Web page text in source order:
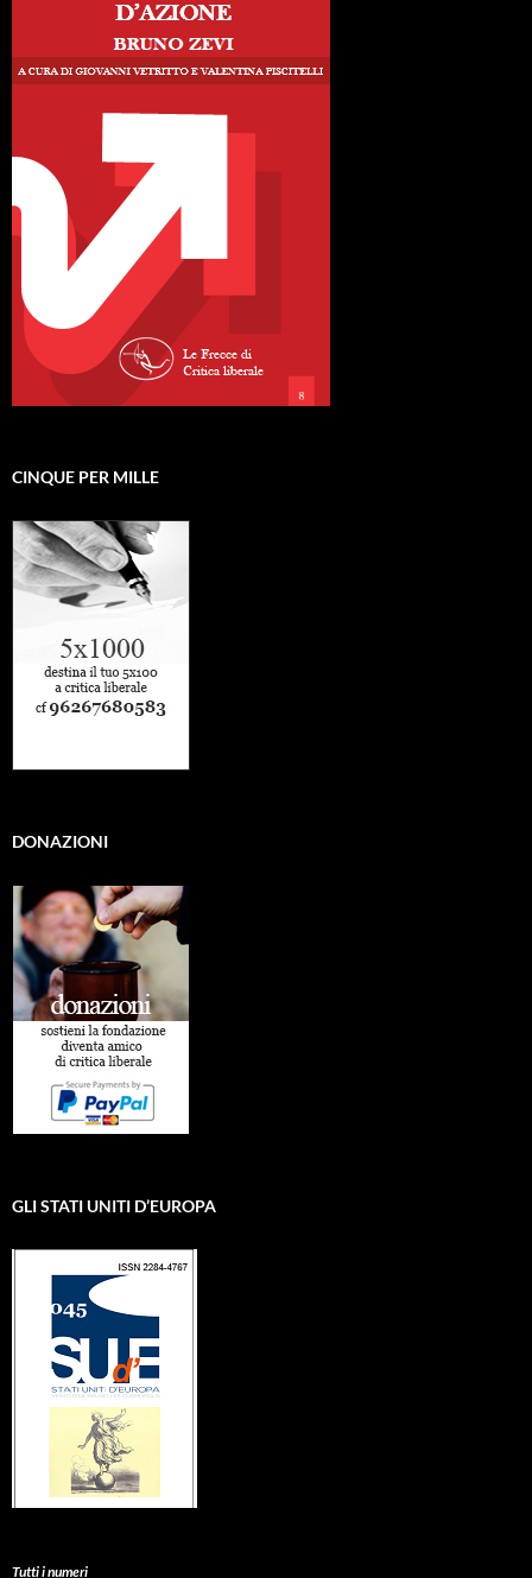
CINQUE PER MILLE
DONAZIONI
GLI STATI UNITI D’EUROPA
Tutti i numeri